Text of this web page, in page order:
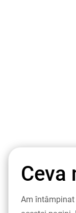
Ceva
Am întâmpinat